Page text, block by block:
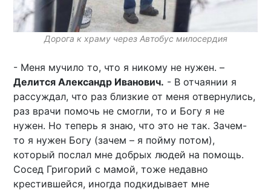
Дорога к храму через Автобус милосердия
- Меня мучило то, что я никому не нужен. –
Делится Александр Иванович. - В отчаянии я
рассуждал, что раз близкие от меня отвернулись,
раз врачи помочь не смогли, то и Богу я не
нужен. Но теперь я знаю, что это не так. Зачем-
то я нужен Богу (зачем – я пойму потом),
который послал мне добрых людей на помощь.
Сосед Григорий с мамой, тоже недавно
крестившейся, иногда подкидывает мне